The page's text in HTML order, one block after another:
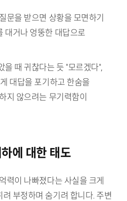
문을 받으면 상황을 모면하기
대거나 엉뚱한 대답으로
을 때 귀찮다는 듯 "모르겠다",
대답을 포기하고 한숨을
지 않으려는 무기력함이
에 대한 태도
력이 나빠졌다는 사실을 크게
부정하며 숨기려 합니다. 주변